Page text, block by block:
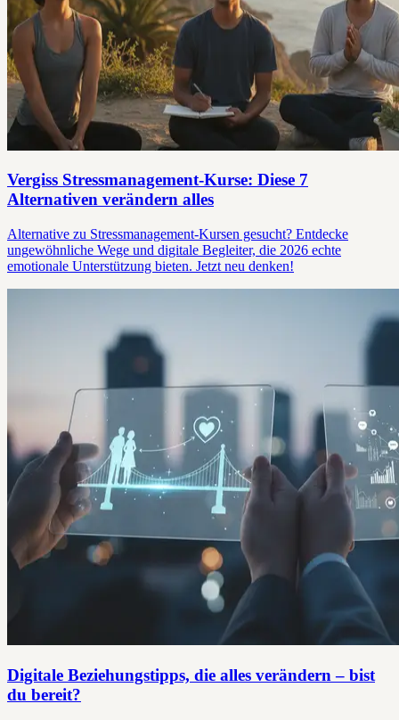
Vergiss Stressmanagement-Kurse: Diese 7
Alternativen verändern alles
Alternative zu Stressmanagement-Kursen gesucht? Entdecke
ungewöhnliche Wege und digitale Begleiter, die 2026 echte
emotionale Unterstützung bieten. Jetzt neu denken!
Digitale Beziehungstipps, die alles verändern – bist
du bereit?